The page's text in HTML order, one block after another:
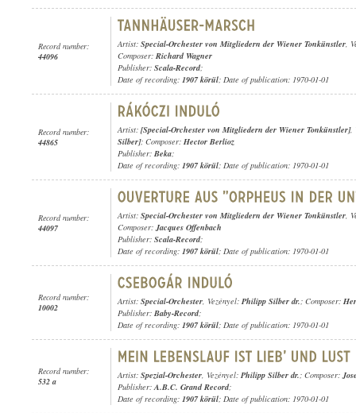
Record number:
44096
Artist: Special-Orchester von Mitgliedern der Wiener Tonkünstler,
Composer: Richard Wagner
Publisher: Scala-Record;
Date of recording: 1907 körül; Date of publication: 1970-01-01
Record number:
44865
Artist: [Special-Orchester von Mitgliedern der Wiener Tonkünstler],
Silber]; Composer: Hector Berlioz
Publisher: Beka;
Date of recording: 1907 körül; Date of publication: 1970-01-01
Record number:
44097
Artist: Special-Orchester von Mitgliedern der Wiener Tonkünstler,
Composer:Jacques Offenbach
Publisher: Scala-Record;
Date of recording: 1907 körül; Date of publication: 1970-01-01
Record number:
10002
Artist: Special-Orchester, Vezényel: Philipp Silber dr.; Composer:
Publisher: Baby-Record;
Date of recording: 1907 körül; Date of publication: 1970-01-01
Record number:
532 a
Artist: Spezial-Orchester, Vezényel: Philipp Silber dr.; Composer:
Publisher:A.B.C. Grand Record;
Date of recording: 1907 körül; Date of publication: 1970-01-01